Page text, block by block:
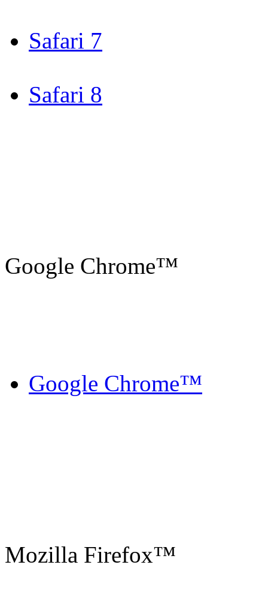
Safari 7
Safari 8
Google Chrome™
Google Chrome™
Mozilla Firefox™